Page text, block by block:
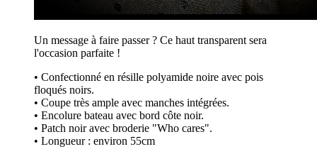
Un message à faire passer ? Ce haut transparent sera
l'occasion parfaite !
• Confectionné en résille polyamide noire avec pois
floqués noirs.
• Coupe très ample avec manches intégrées.
• Encolure bateau avec bord côte noir.
• Patch noir avec broderie "Who cares".
• Longueur : environ 55cm